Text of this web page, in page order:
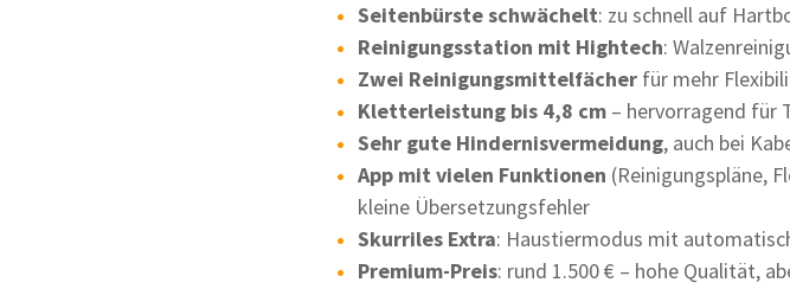
Seitenbürste schwächelt: zu schnell auf
Reinigungsstation mit Hightech:
Zwei Reinigungsmittelfächer für mehr
Kletterleistung bis 4,8 cm – hervorragend für
Sehr gute Hindernisvermeidung, auch bei
App mit vielen Funktionen (Reinigungspläne,
kleine Übersetzungsfehler
Skurriles Extra: Haustiermodus mit
Premium-Preis: rund 1.500 € – hohe Qualität,